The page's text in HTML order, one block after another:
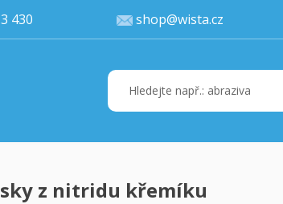
113 430 shop@wista.cz
z nitridu křemíku